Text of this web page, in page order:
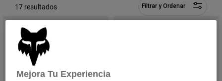
Recambios
Explorar Moto
Ver todo
Niños
Camisetas
Guantes
Gafas de Protección
Chaquetas
Calcetines
17 resultados Filtrar y Ordenar
Mejora Tu Experiencia